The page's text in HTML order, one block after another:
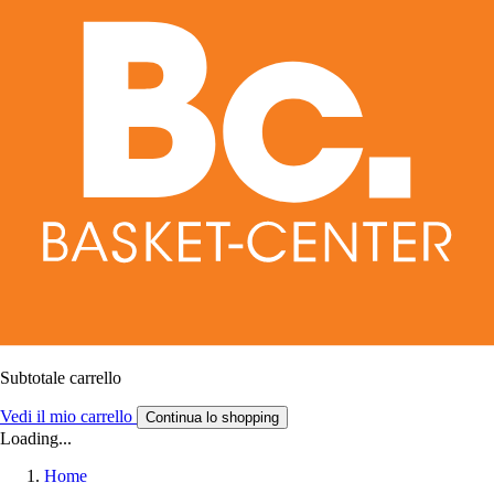
Subtotale carrello
Vedi il mio carrello Continua lo shopping
Loading...
Home